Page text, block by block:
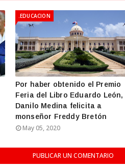
.EDUCACION
Por haber obtenido el Premio
Feria del Libro Eduardo León,
Danilo Medina felicita a
monseñor Freddy Bretón
May 05, 2020
PUBLICAR UN COMENTARIO